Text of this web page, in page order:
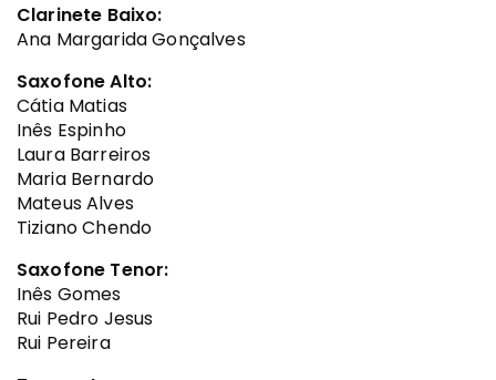
Clarinete Baixo:
Ana Margarida Gonçalves
Saxofone Alto:
Cátia Matias
Inês Espinho
Laura Barreiros
Maria Bernardo
Mateus Alves
Tiziano Chendo
Saxofone Tenor:
Inês Gomes
Rui Pedro Jesus
Rui Pereira